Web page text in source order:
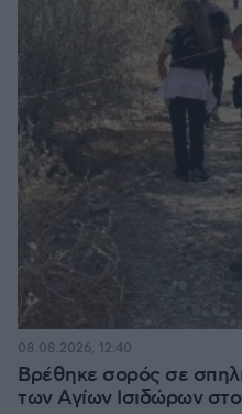
Βρέθηκε σορός σε
των Αγίων Ισιδώρων
08.08.2026, 12:40